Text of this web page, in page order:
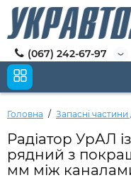
(067) 242-67-97
Головна Запасні частини
Радіатор УрАЛ
рядний з
мм між